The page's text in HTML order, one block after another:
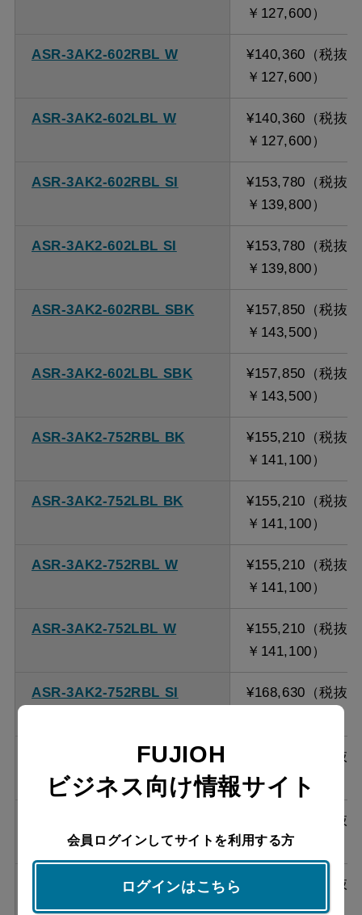
￥127,600）
ASR-3AK2-602RBL W
¥140,360（税抜
￥127,600）
ASR-3AK2-602LBL W
¥140,360（税抜
￥127,600）
ASR-3AK2-602RBL SI
¥153,780（税抜
￥139,800）
ASR-3AK2-602LBL SI
¥153,780（税抜
￥139,800）
ASR-3AK2-602RBL SBK
¥157,850（税抜
￥143,500）
ASR-3AK2-602LBL SBK
¥157,850（税抜
￥143,500）
ASR-3AK2-752RBL BK
¥155,210（税抜
￥141,100）
ASR-3AK2-752LBL BK
¥155,210（税抜
￥141,100）
ASR-3AK2-752RBL W
¥155,210（税抜
￥141,100）
ASR-3AK2-752LBL W
¥155,210（税抜
￥141,100）
ASR-3AK2-752RBL SI
¥168,630（税抜
ASR-3AK2-752LBL SI
¥168,630（税抜
￥153,300）
¥172,700（税抜
￥157,000）
ASR-3AK2-752LBL SBK
¥172,700（税抜
￥157,000）
FUJIOH
ビジネス向け情報サイト
会員ログインしてサイトを利用する方
ログインはこちら